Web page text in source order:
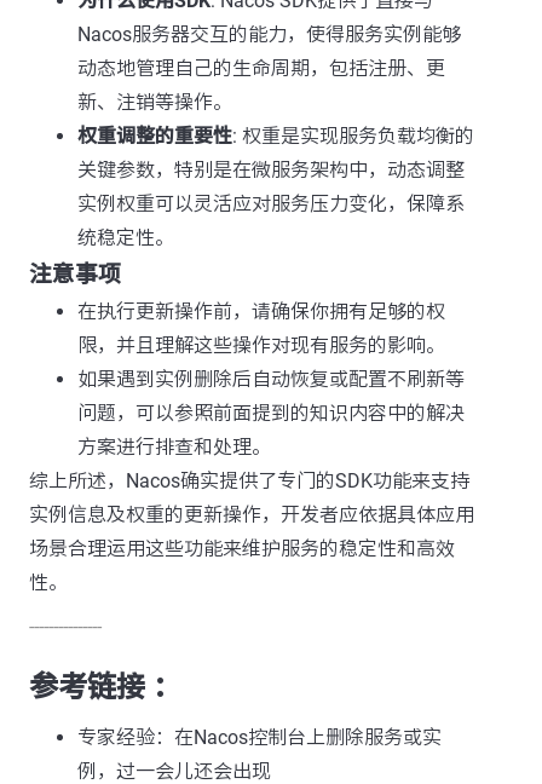
Nacos服务器交互的能力，使得服务实例能够
动态地管理自己的生命周期，包括注册、更
新、注销等操作。
权重调整的重要性: 权重是实现服务负载均衡的
关键参数，特别是在微服务架构中，动态调整
实例权重可以灵活应对服务压力变化，保障系
统稳定性。
注意事项
在执行更新操作前，请确保你拥有足够的权
限，并且理解这些操作对现有服务的影响。
如果遇到实例删除后自动恢复或配置不刷新等
问题，可以参照前面提到的知识内容中的解决
方案进行排查和处理。
综上所述，Nacos确实提供了专门的SDK功能来支持
实例信息及权重的更新操作，开发者应依据具体应用
场景合理运用这些功能来维护服务的稳定性和高效
性。
---------------
参考链接 ：
专家经验：在Nacos控制台上删除服务或实
例，过一会儿还会出现